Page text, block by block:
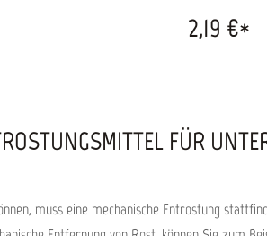
dünner Schweißnähte und kleinerer
Schweißpunkte, sowie gröberen2,19 €*
FÜR
muss eine mechanische Entrostung